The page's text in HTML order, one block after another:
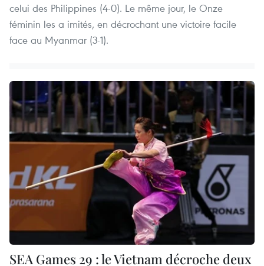
celui des Philippines (4-0). Le même jour, le Onze
féminin les a imités, en décrochant une victoire facile
face au Myanmar (3-1).
SEA Games 29 : le Vietnam décroche deux